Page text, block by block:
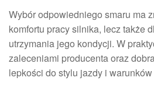
Wybór odpowiedniego smaru ma
komfortu pracy silnika, lecz także
utrzymania jego kondycji. W
zaleceniami producenta oraz
lepkości do stylu jazdy i